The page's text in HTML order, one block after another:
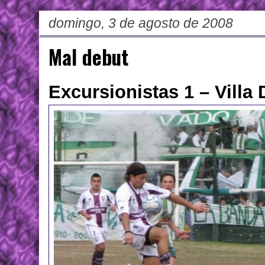
domingo, 3 de agosto de 2008
Mal debut
Excursionistas 1 – Villa